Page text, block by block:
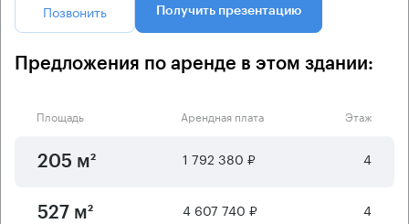
Позвонить Получить презентацию
Предложения по аренде в этом здании:
Площадь Арендная плата Этаж
205 м² 1 792 380 ₽ 4
527 м² 4 607 740 ₽ 4